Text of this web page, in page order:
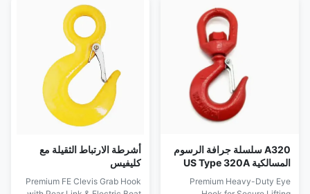
Europe, and North America, a
ratchet tie-down strap is a
critical tool, not just an
accessory. Standard straps
Cargo Lashing Belt is
specifically engineered to meet
the rigorous demands of
professional logistics, ...
A320 سلسلة جرافة الرسوم
المسالكية US Type 320A
سبيكة الفولاذ اللاصق القائم
على القفل مع قفل الأمان
Premium Heavy-Duty Eye
أشرطة الارتباط الثقيلة مع
كليفيس
Premium FE Clevis Grab Hook